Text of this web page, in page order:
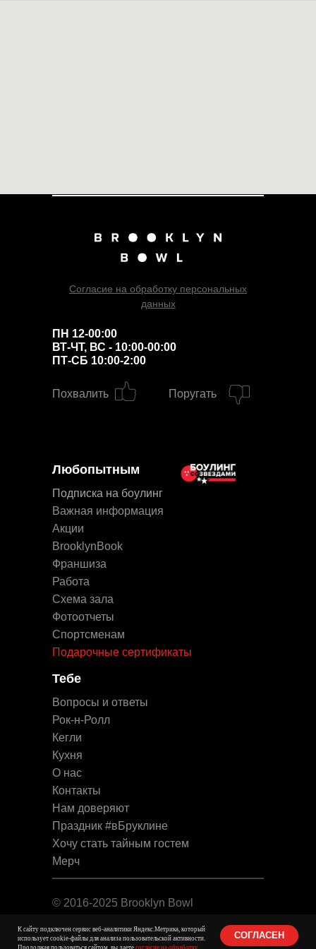
К сайту подключен сервис веб-аналитики Яндекс.Метрика, который
использует cookie-файлы для анализа пользовательской активности.
Продолжая пользоваться сайтом, вы даете согласие на обработку
СОГЛАСЕН
Согласие на обработку персональных
данных
Работа
Кегли
Спортсменам
Кухня
Фотоотчеты
Рок-н-Ролл
Схема зала
О нас
Важная информация
Мерч
Похвалить Поругать
Праздник #вБруклине
Нам доверяют
Контакты
Подписка на боулинг
Франшиза
Подарочные сертификаты
© 2016-2025 Brooklyn Bowl
Вопросы и ответы
Акции
Хочу стать тайным гостем
Любопытным
Тебе
BrooklynBook
ПН 12-00:00
ВТ-ЧТ, ВС - 10:00-00:00
ПТ-СБ 10:00-2:00